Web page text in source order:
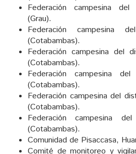
Federación campesina
(Grau).
Federación campesina
(Cotabambas).
Federación campesina del
(Cotabambas).
Federación campesina
(Cotabambas).
Federación campesina del
(Cotabambas).
Federación campesina
(Cotabambas).
Comunidad de Pisaccasa,
Comité de monitoreo y